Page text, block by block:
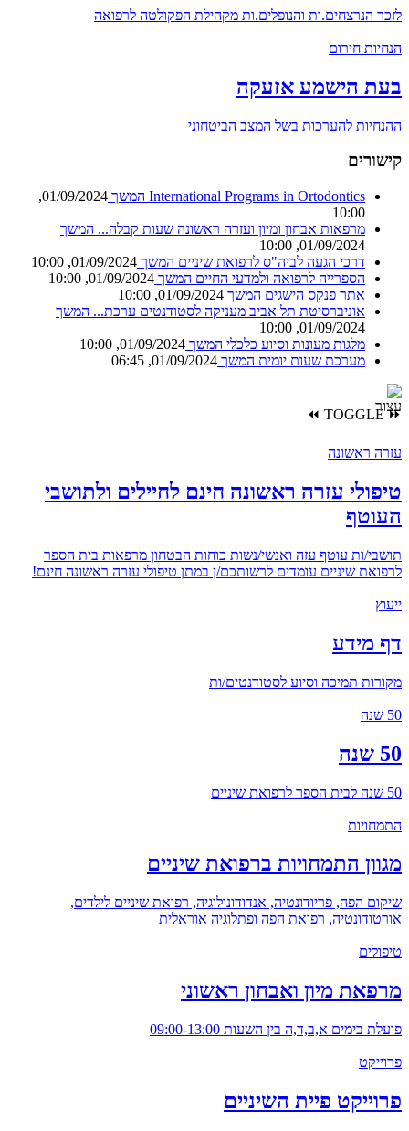
לזכר הנרצחים.ות והנופלים.ות מקהילת הפקולטה לרפואה
הנחיות חירום
בעת הישמע אזעקה
ההנחיות להערכות בשל המצב הביטחוני
קישורים
International Programs in Ortodontics המשך
01/09/2024,
10:00
מרפאות אבחון ומיון ועזרה ראשונה שעות קבלה... המשך
01/09/2024, 10:00
דרכי הגעה לביה"ס לרפואת שיניים המשך 01/09/2024, 10:00
הספרייה לרפואה ולמדעי החיים המשך 01/09/2024, 10:00
אתר פנקס הישגים המשך 01/09/2024, 10:00
אוניברסיטת תל אביב מעניקה לסטודנטים ערכת... המשך
01/09/2024, 10:00
מלגות מעונות וסיוע כלכלי המשך 01/09/2024, 10:00
מערכת שעות יומית המשך 01/09/2024, 06:45
⏩
TOGGLE
⏪
עזרה ראשונה
טיפולי עזרה ראשונה חינם לחיילים ולתושבי
העוטף
תושבי/ות עוטף עזה ואנשי/נשות כוחות הבטחון מרפאות בית הספר
לרפואת שיניים עומדים לרשותכם/ן במתן טיפולי עזרה ראשונה חינם!
ייעוץ
דף מידע
מקורות תמיכה וסיוע לסטודנטים/ות
50 שנה
50 שנה
50 שנה לבית הספר לרפואת שיניים
התמחויות
מגוון התמחויות ברפואת שיניים
שיקום הפה, פריודונטיה, אנדודונולוגיה, רפואת שיניים לילדים,
אורטודונטיה, רפואת הפה ופתלוגיה אוראלית
טיפולים
מרפאת מיון ואבחון ראשוני
פועלת בימים א,ב,ד,ה בין השעות 09:00-13:00
פרוייקט
פרוייקט פיית השיניים